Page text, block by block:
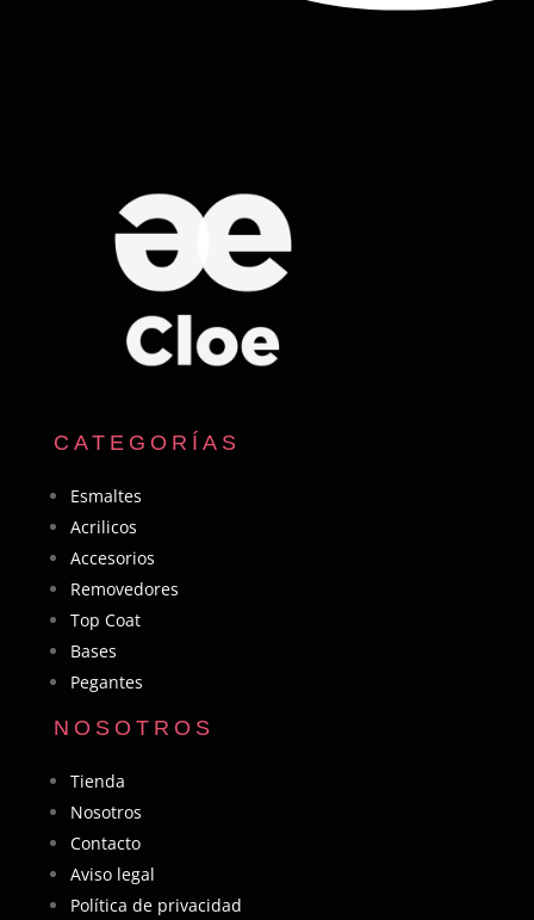
CATEGORÍAS
Esmaltes
Acrilicos
Accesorios
Removedores
Top Coat
Bases
Pegantes
NOSOTROS
Tienda
Nosotros
Contacto
Aviso legal
Política de privacidad